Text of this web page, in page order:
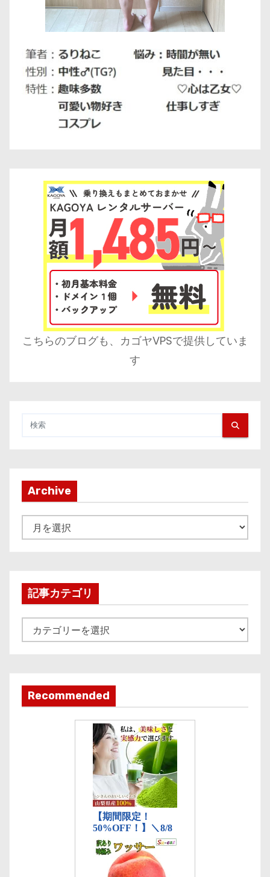
こちらのブログも、カゴヤVPSで提供していま
す
Archive
r
v
記事カテゴリ
事
ゴ
リ
Recommended